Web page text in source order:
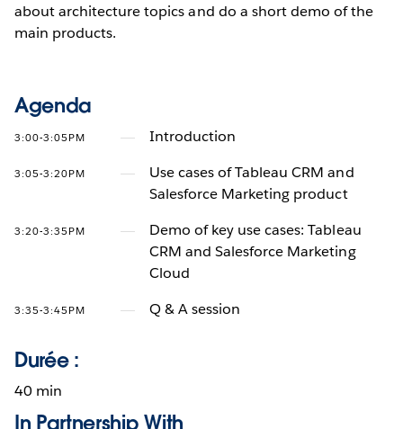
about architecture topics and do a short demo of the
main products.
Agenda
3:00-3:05PM Introduction
3:05-3:20PM
Use cases of Tableau CRM and
Salesforce Marketing product
3:20-3:35PM
Demo of key use cases: Tableau
CRM and Salesforce Marketing
Cloud
3:35-3:45PM Q & A session
Durée :
40 min
In Partnership With